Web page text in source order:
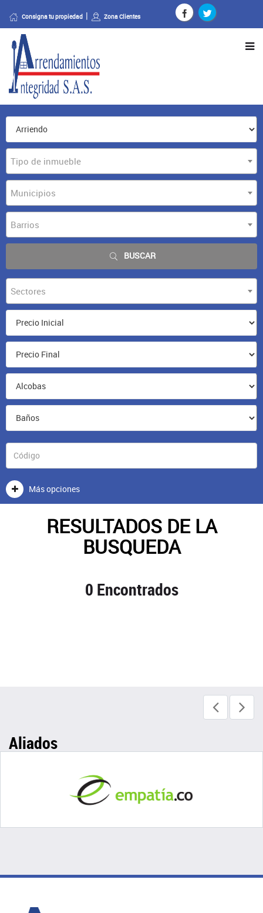
Consigna tu propiedad Zona Clientes
Tipo de inmueble
Municipios
Barrios
BUSCAR
Sectores
Más opciones
RESULTADOS DE LA
BUSQUEDA
0 Encontrados
Aliados